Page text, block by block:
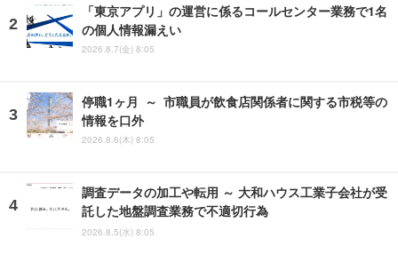
「東京アプリ」の運営に係るコールセンター業務で1名
の個人情報漏えい
2026.8.7(金) 8:05
停職1ヶ月 ～ 市職員が飲食店関係者に関する市税等の
情報を口外
2026.8.6(木) 8:05
調査データの加工や転用 ～ 大和ハウス工業子会社が受
託した地盤調査業務で不適切行為
2026.8.5(水) 8:05